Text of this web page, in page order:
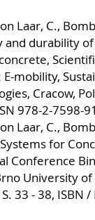
Laar, C.,
and durability
mobility,
Cracow,
978-2-7598-
Laar, C.,
for
Conference
University of
33 - 38, ISBN /